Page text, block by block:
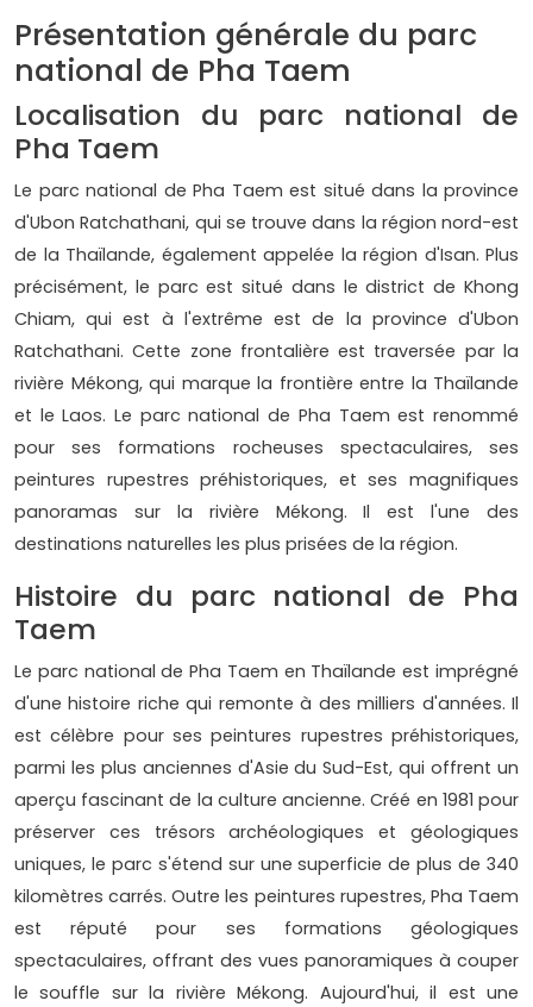
Présentation générale du parc
national de Pha Taem
Localisation du parc national de
Pha Taem
Le parc national de Pha Taem est situé dans la province
d'Ubon Ratchathani, qui se trouve dans la région nord-est
de la Thaïlande, également appelée la région d'Isan. Plus
précisément, le parc est situé dans le district de Khong
Chiam, qui est à l'extrême est de la province d'Ubon
Ratchathani. Cette zone frontalière est traversée par la
rivière Mékong, qui marque la frontière entre la Thaïlande
et le Laos. Le parc national de Pha Taem est renommé
pour ses formations rocheuses spectaculaires, ses
peintures rupestres préhistoriques, et ses magnifiques
panoramas sur la rivière Mékong. Il est l'une des
destinations naturelles les plus prisées de la région.
Histoire du parc national de Pha
Taem
Le parc national de Pha Taem en Thaïlande est imprégné
d'une histoire riche qui remonte à des milliers d'années. Il
est célèbre pour ses peintures rupestres préhistoriques,
parmi les plus anciennes d'Asie du Sud-Est, qui offrent un
aperçu fascinant de la culture ancienne. Créé en 1981 pour
préserver ces trésors archéologiques et géologiques
uniques, le parc s'étend sur une superficie de plus de 340
kilomètres carrés. Outre les peintures rupestres, Pha Taem
est réputé pour ses formations géologiques
spectaculaires, offrant des vues panoramiques à couper
le souffle sur la rivière Mékong. Aujourd'hui, il est une